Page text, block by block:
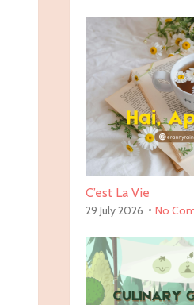
C’est La Vie
29 July 2026 No